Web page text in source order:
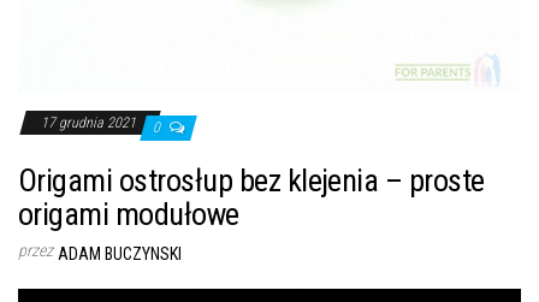
17 grudnia 2021 0
Origami ostrosłup bez klejenia – proste
origami modułowe
przez ADAM BUCZYNSKI